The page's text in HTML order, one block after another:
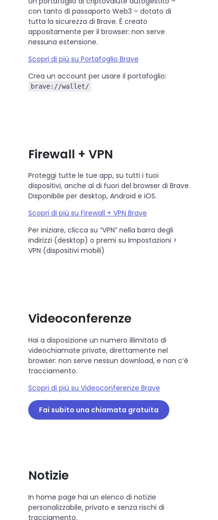
con tanto di passaporto Web3 – dotato di
tutta la sicurezza di Brave. È creato
appositamente per il browser: non serve
nessuna estensione.
Scopri di più su Portafoglio Brave
Crea un account per usare il portafoglio:
brave://wallet/
Firewall + VPN
Proteggi tutte le tue app, su tutti i tuoi
dispositivi, anche al di fuori del browser di Brave.
Disponibile per desktop, Android e iOS.
Scopri di più su Firewall + VPN Brave
Per iniziare, clicca su “VPN” nella barra degli
indirizzi (desktop) o premi su Impostazioni >
VPN (dispositivi mobili)
Videoconferenze
Hai a disposizione un numero illimitato di
videochiamate private, direttamente nel
browser: non serve nessun download, e non c’è
tracciamento.
Scopri di più su Videoconferenze Brave
Fai subito una chiamata gratuita
Notizie
In home page hai un elenco di notizie
personalizzabile, privato e senza rischi di
tracciamento.